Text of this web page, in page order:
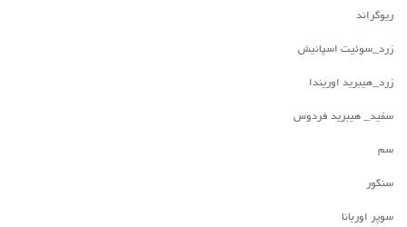
ریوگراند
زرد_سوئیت اسپانیش
زرد_هیبرید اوریندا
سفید_ هیبرید فردوس
سم
سنکور
سوپر اوربانا